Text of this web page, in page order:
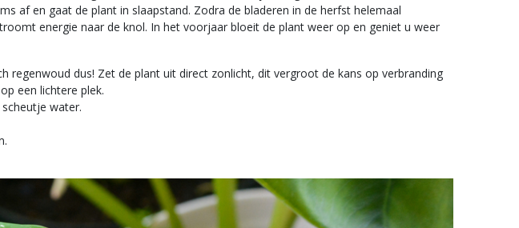
af en gaat de plant in slaapstand. Zodra de bladeren in de herfst helemaal
energie naar de knol. In het voorjaar bloeit de plant weer op en geniet u weer
dus! Zet de plant uit direct zonlicht, dit vergroot de kans op verbranding
een lichtere plek.
water.